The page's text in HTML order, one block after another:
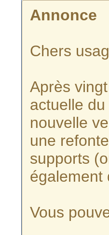
Annonce
Chers
Après
actuelle
nouvelle
une
supports
également
Vous